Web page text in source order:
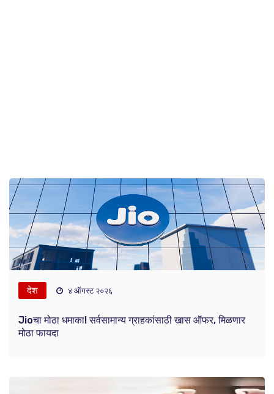
देश ४ ऑगस्ट २०२६
Jioचा मोठा धमाका! सर्वसामान्य ग्राहकांसाठी खास ऑफर, मिळणार
मोठा फायदा